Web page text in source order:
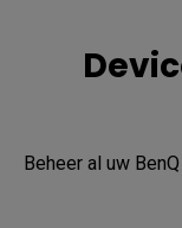
Beheer al uw